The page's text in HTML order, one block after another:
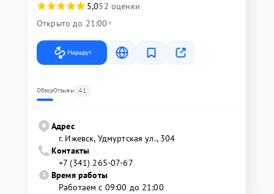
5,052 оценки
Открыто до 21:00
Маршрут
ОбзорОтзывы 41
Адрес
г. Ижевск, Удмуртская ул., 304
Контакты
+7 (341) 265-07-67
Время работы
Работаем с 09:00 до 21:00